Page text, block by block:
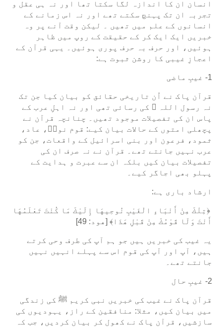
انسان ان کا اندازہ لگا سکتا تھا اور نہ ہی عقل و
تجربہ ان تک پہنچ سکتے تھے اور نہ اس زمانے کے
انسانوں کے علم میں تھیں ۔ لیکن وقت آنے پر وہ
خبریں ایک ایک کر کے حقیقت کے روپ میں ظاہر
ہوئیں، اور حرف بہ حرف پوری ہوئیں۔ یہی قرآن کے
اعجازِ غیبی کا روشن ثبوت ہے:
1- غیبِ ماضی
قرآن پاک نے اُن تاریخی حقائق کو بیان کیا جن تک
نہ رسول اللہ ﷺ کی رسائی تھی اور نہ اہلِ عرب کے
پاس ان کی تفصیلات موجود تھیں۔ چنانچہ قرآن نے
پچھلی امتوں کے حالات بیان کیے: قوم نوحؑ، عاد،
ثمود، فرعون اور بنی اسرائیل کے واقعات، جن کو
عرب نہیں جانتے تھے۔ قرآن نے نہ صرف ان کی
تفصیلات بیان کیں بلکہ ان سے عبرت و ہدایت کے
پہلو بھی اجاگر کیے۔
ارشاد باری ہے:
﴿تِلْكَ مِنْ أَنْبَاءِ الْغَيْبِ نُوحِيهَا إِلَيْكَ مَا كُنْتَ تَعْلَمُهَا
أَنْتَ وَلَا قَوْمُكَ مِنْ قَبْلِ هَذَا﴾ [هود: 49]
یہ غیب کی خبریں ہیں جو ہم آپ کی طرف وحی کرتے
ہیں، آپ اور آپ کی قوم اس سے پہلے انہیں نہیں
جانتے تھے۔
2- غیبِ حال
قرآن پاک نے غیب کی خبریں نبی کریم ﷺ کی زندگی
میں بیان کیں، مثلا: منافقین کے راز، یہودیوں کی
سازشیں، قرآن پاک نے کھول کر بیان کردیں، جب کہ